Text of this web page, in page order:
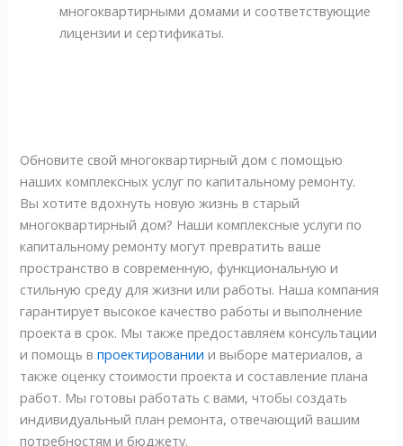
многоквартирными домами и соответствующие
лицензии и сертификаты.
Обновите свой многоквартирный дом с помощью
наших комплексных услуг по капитальному ремонту.
Вы хотите вдохнуть новую жизнь в старый
многоквартирный дом? Наши комплексные услуги по
капитальному ремонту могут превратить ваше
пространство в современную, функциональную и
стильную среду для жизни или работы. Наша компания
гарантирует высокое качество работы и выполнение
проекта в срок. Мы также предоставляем консультации
и помощь впроектировании и выборе материалов, а
также оценку стоимости проекта и составление плана
работ. Мы готовы работать с вами, чтобы создать
индивидуальный план ремонта, отвечающий вашим
потребностям и бюджету.